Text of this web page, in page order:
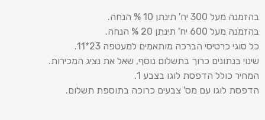
בהזמנה מעל 300 יח' תינתן 10 % הנחה.
בהזמנה מעל 600 יח' תינתן 20 % הנחה.
כל סוגי כרטיסי הברכה מותאמים למעטפה 23*11.
שינוי בנתונים כרוך בתשלום נוסף, שאל את נציג המכירות.
המחיר כולל הדפסת לוגו בצבע 1.
הדפסת לוגו עם מס' צבעים כרוכה בתוספת תשלום.